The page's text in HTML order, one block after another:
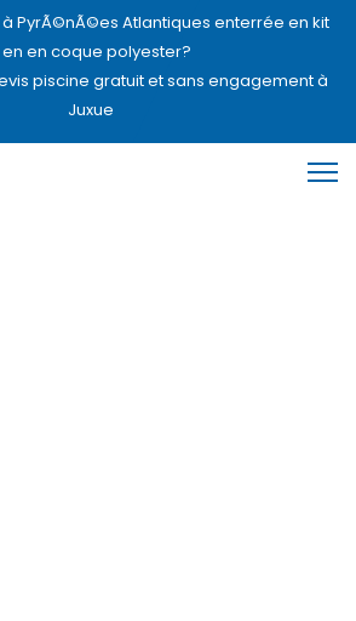
PyrÃ©nÃ©es Atlantiques enterrée en kit
en coque polyester?
piscine gratuit et sans engagement à
Juxue